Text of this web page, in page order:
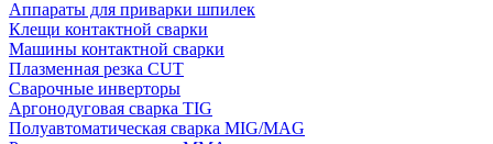
Аппараты для приварки шпилек
Клещи контактной сварки
Машины контактной сварки
Плазменная резка CUT
Сварочные инверторы
Аргонодуговая сварка TIG
Полуавтоматическая сварка MIG/MAG